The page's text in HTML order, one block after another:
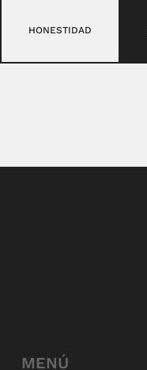
HONESTIDAD
MENÚ